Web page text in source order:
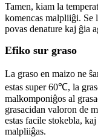
Tamen, kiam la
komencas malpliiĝi. Se
povas denature kaj ĝia
Efiko sur graso
La graso en maizo ne
estas super 60℃, la
malkomponiĝos al
grasacidan valoron de
estas facile stokebla,
malpliiĝas.